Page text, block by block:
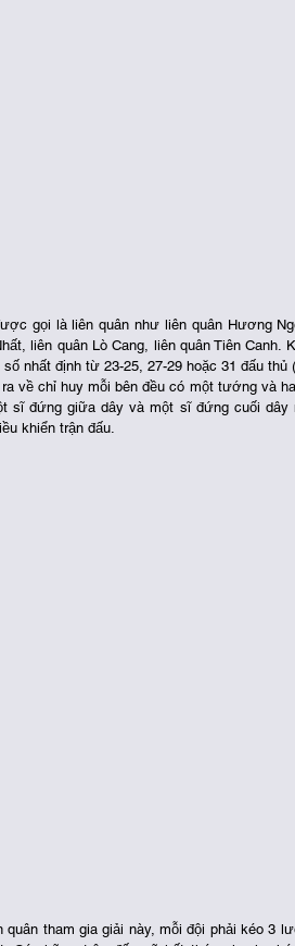
gọi là liên quân như liên quân Hương
liên quân Lò Cang, liên quân Tiên
nhất định từ 23-25, 27-29 hoặc 31 đấu
ra về chỉ huy mỗi bên đều có một tướng và
sĩ đứng giữa dây và một sĩ đứng cuối dây
khiển trận đấu.
quân tham gia giải này, mỗi đội phải kéo 3